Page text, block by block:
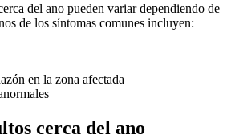
del ano pueden variar dependiendo de
de los síntomas comunes incluyen:
en la zona afectada
cerca del ano